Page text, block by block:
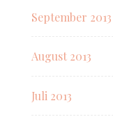
September 2013
August 2013
Juli 2013